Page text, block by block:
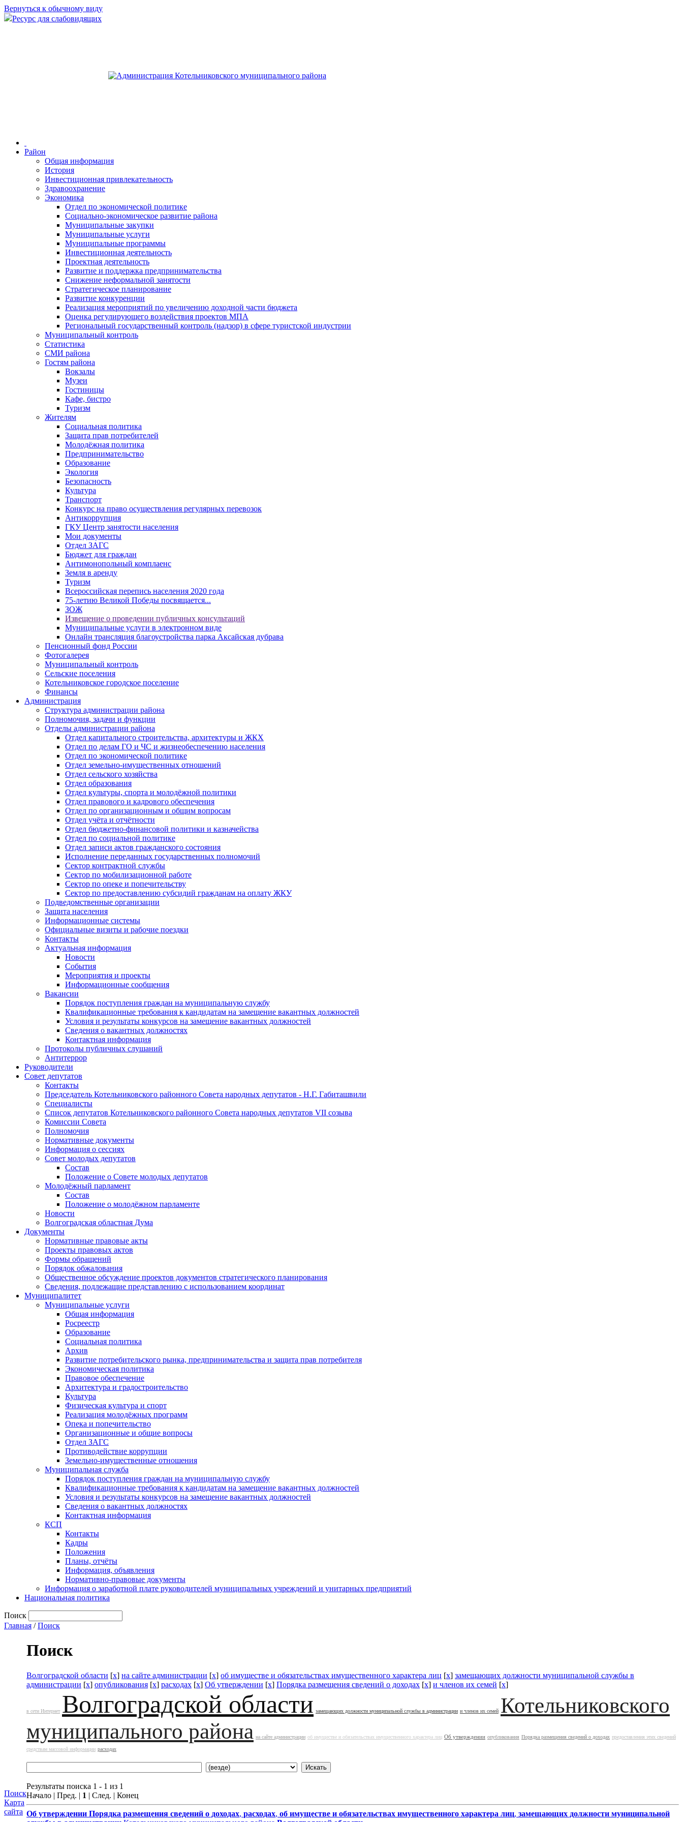
Вернуться к обычному виду
Ресурс для слабовидящих
Район
Общая информация
История
Инвестиционная привлекательность
Здравоохранение
Экономика
Отдел по экономической политике
Социально-экономическое развитие района
Муниципальные закупки
Муниципальные услуги
Муниципальные программы
Инвестиционная деятельность
Проектная деятельность
Развитие и поддержка предпринимательства
Снижение неформальной занятости
Стратегическое планирование
Развитие конкуренции
Реализация мероприятий по увеличению доходной части бюджета
Оценка регулирующего воздействия проектов МПА
Региональный государственный контроль (надзор) в сфере туристской индустрии
Муниципальный контроль
Статистика
СМИ района
Гостям района
Вокзалы
Музеи
Гостиницы
Кафе, бистро
Туризм
Жителям
Социальная политика
Защита прав потребителей
Молодёжная политика
Предпринимательство
Образование
Экология
Безопасность
Культура
Транспорт
Конкурс на право осуществления регулярных перевозок
Антикоррупция
ГКУ Центр занятости населения
Мои документы
Отдел ЗАГС
Бюджет для граждан
Антимонопольный комплаенс
Земля в аренду
Туризм
Всероссийская перепись населения 2020 года
75-летию Великой Победы посвящается...
ЗОЖ
Извещение о проведении публичных консультаций
Муниципальные услуги в электронном виде
Онлайн трансляция благоустройства парка Аксайская дубрава
Пенсионный фонд России
Фотогалерея
Муниципальный контроль
Сельские поселения
Котельниковское городское поселение
Финансы
Администрация
Структура администрации района
Полномочия, задачи и функции
Отделы администрации района
Отдел капитального строительства, архитектуры и ЖКХ
Отдел по делам ГО и ЧС и жизнеобеспечению населения
Отдел по экономической политике
Отдел земельно-имущественных отношений
Отдел сельского хозяйства
Отдел образования
Отдел культуры, спорта и молодёжной политики
Отдел правового и кадрового обеспечения
Отдел по организационным и общим вопросам
Отдел учёта и отчётности
Отдел бюджетно-финансовой политики и казначейства
Отдел по социальной политике
Отдел записи актов гражданского состояния
Исполнение переданных государственных полномочий
Сектор контрактной службы
Сектор по мобилизационной работе
Сектор по опеке и попечительству
Сектор по предоставлению субсидий гражданам на оплату ЖКУ
Подведомственные организации
Защита населения
Информационные системы
Официальные визиты и рабочие поездки
Контакты
Актуальная информация
Новости
События
Мероприятия и проекты
Информационные сообщения
Вакансии
Порядок поступления граждан на муниципальную службу
Квалификационные требования к кандидатам на замещение вакантных должностей
Условия и результаты конкурсов на замещение вакантных должностей
Сведения о вакантных должностях
Контактная информация
Протоколы публичных слушаний
Антитеррор
Руководители
Совет депутатов
Контакты
Председатель Котельниковского районного Совета народных депутатов - Н.Г. Габиташвили
Специалисты
Список депутатов Котельниковского районного Совета народных депутатов VII созыва
Комиссии Совета
Полномочия
Нормативные документы
Информация о сессиях
Совет молодых депутатов
Состав
Положение о Совете молодых депутатов
Молодёжный парламент
Состав
Положение о молодёжном парламенте
Новости
Волгоградская областная Дума
Документы
Нормативные правовые акты
Проекты правовых актов
Формы обращений
Порядок обжалования
Общественное обсуждение проектов документов стратегического планирования
Сведения, подлежащие представлению с использованием координат
Муниципалитет
Муниципальные услуги
Общая информация
Росреестр
Образование
Социальная политика
Архив
Развитие потребительского рынка, предпринимательства и защита прав потребителя
Экономическая политика
Правовое обеспечение
Архитектура и градостроительство
Культура
Физическая культура и спорт
Реализация молодёжных программ
Опека и попечительство
Организационные и общие вопросы
Отдел ЗАГС
Противодействие коррупции
Земельно-имущественные отношения
Муниципальная служба
Порядок поступления граждан на муниципальную службу
Квалификационные требования к кандидатам на замещение вакантных должностей
Условия и результаты конкурсов на замещение вакантных должностей
Сведения о вакантных должностях
Контактная информация
КСП
Контакты
Кадры
Положения
Планы, отчёты
Информация, объявления
Нормативно-правовые документы
Информация о заработной плате руководителей муниципальных учреждений и унитарных предприятий
Национальная политика
Поиск
Главная /Поиск
Поиск
Карта
сайта
Поиск
Волгоградской области [x] на сайте администрации [x] об имуществе и обязательствах имущественного характера лиц [x] замещающих должности муниципальной службы в
администрации [x] опубликования [x] расходах [x] Об утверждении [x] Порядка размещения сведений о доходах [x] и членов их семей [x]
в сети Интернет Волгоградской области замещающих должности муниципальной службы в администрации и членов их семей Котельниковского
муниципального района на сайте администрации об имуществе и обязательствах имущественного характера лиц Об утверждении опубликования Порядка размещения сведений о доходах предоставления этих сведений
средствам массовой информации расходах
Результаты поиска 1 - 1 из 1
Начало | Пред. | 1 | След. | Конец
Об утверждении Порядка размещения сведений о доходах, расходах, об имуществе и обязательствах имущественного характера лиц, замещающих должности муниципальной